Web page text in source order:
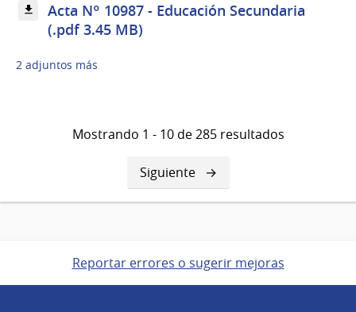
Acta Nº 10987 - Educación Secundaria
(.pdf 3.45 MB)
2 adjuntos más
Mostrando 1 - 10 de 285 resultados
Siguiente
página
Siguiente
Reportar errores o sugerir mejoras